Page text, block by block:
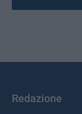
Redazione